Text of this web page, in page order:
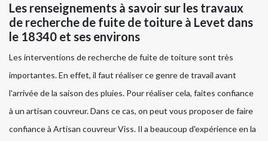
Les renseignements à savoir sur les travaux
de recherche de fuite de toiture à Levet dans
le 18340 et ses environs
Les interventions de recherche de fuite de toiture sont très
importantes. En effet, il faut réaliser ce genre de travail avant
l'arrivée de la saison des pluies. Pour réaliser cela, faites confiance
à un artisan couvreur. Dans ce cas, on peut vous proposer de faire
confiance à Artisan couvreur Viss. Il a beaucoup d'expérience en la